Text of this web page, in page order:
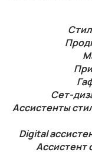
Сет-
Ассистенты
Digital
Ассистент